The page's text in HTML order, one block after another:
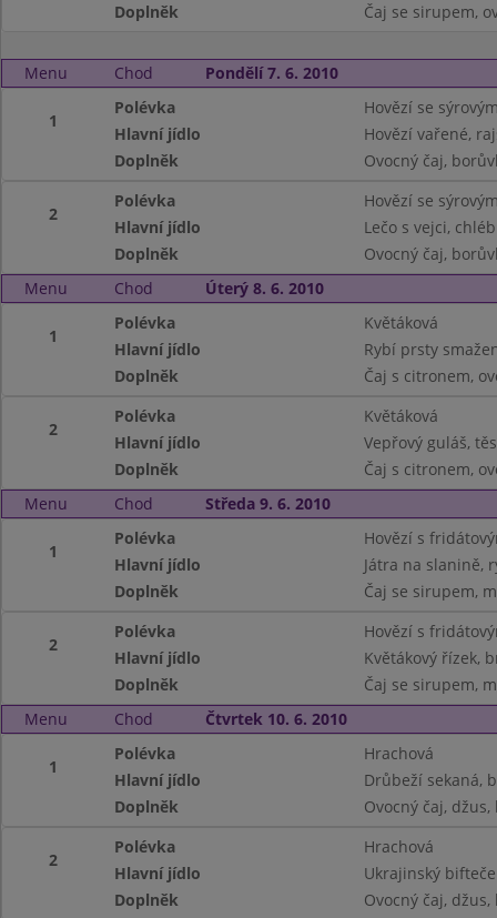
Doplněk
Čaj se sirupem,
Menu Chod Pondělí 7. 6. 2010
1
Polévka
Hovězí se
Hlavní jídlo
Hovězí vařené,
Doplněk
Ovocný čaj,
2
Polévka
Hovězí se
Hlavní jídlo
Lečo s vejci, chléb
Doplněk
Ovocný čaj,
Menu
Chod Úterý 8. 6. 2010
1
Polévka
Květáková
Hlavní jídlo
Rybí prsty
Doplněk
Čaj s citronem,
2
Polévka
Květáková
Hlavní jídlo
Vepřový guláš,
Doplněk
Čaj s citronem,
Menu
Chod Středa 9. 6. 2010
1
Polévka
Hovězí s
Hlavní jídlo
Játra na slanině,
Doplněk
Čaj se sirupem,
2
Polévka
Hovězí s
Hlavní jídlo
Květákový řízek,
Doplněk
Čaj se sirupem,
Menu
Chod Čtvrtek 10. 6. 2010
1
Polévka
Hrachová
Hlavní jídlo
Drůbeží sekaná,
Doplněk
Ovocný čaj,
2
Polévka
Hrachová
Hlavní jídlo
Ukrajinský
Doplněk
Ovocný čaj,